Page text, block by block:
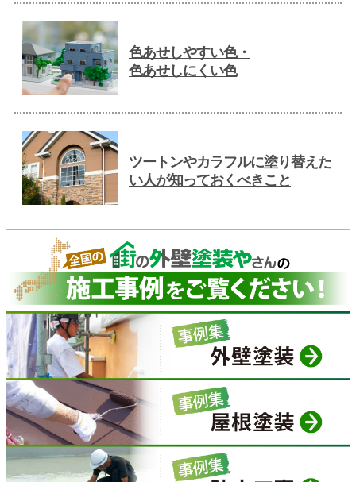
色あせしやすい色・
色あせしにくい色
ツートンやカラフルに塗り替えた
い人が知っておくべきこと